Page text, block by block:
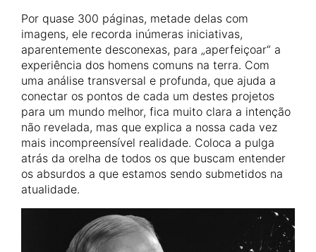
Por quase 300 páginas, metade delas com
imagens, ele recorda inúmeras iniciativas,
aparentemente desconexas, para „aperfeiçoar“ a
experiência dos homens comuns na terra. Com
uma análise transversal e profunda, que ajuda a
conectar os pontos de cada um destes projetos
para um mundo melhor, fica muito clara a intenção
não revelada, mas que explica a nossa cada vez
mais incompreensível realidade. Coloca a pulga
atrás da orelha de todos os que buscam entender
os absurdos a que estamos sendo submetidos na
atualidade.